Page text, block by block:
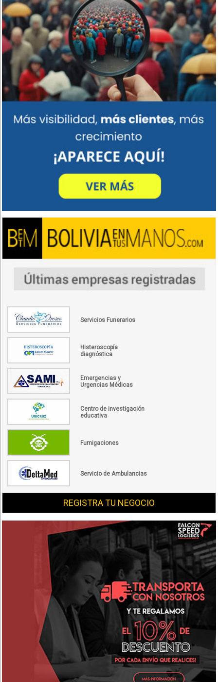
Servicios Funerarios
Histeroscopía
diagnóstica
Emergencias y
Urgencias Médicas
Centro de investigación
educativa
Fumigaciones
Servicio de Ambulancias
REGISTRA TU NEGOCIO